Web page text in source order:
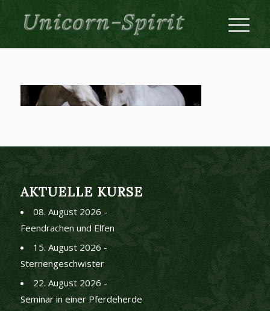
AKTUELLE KURSE
08. August 2026 -
Feendrachen und Elfen
15. August 2026 -
Sternengeschwister
22. August 2026 -
Seminar in einer Pferdeherde